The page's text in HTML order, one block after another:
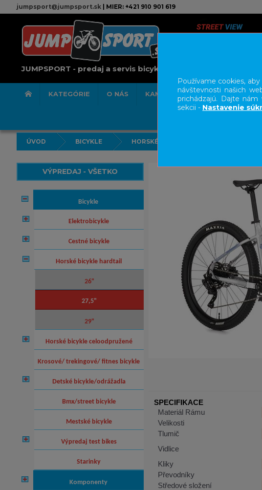
jumpsport@jumpsport.sk| MIER: +421 910 901 619
JUMPSPORT - predaj a servis bicyklov
KATEGÓRIE O NÁS KAMENNÁ PREDAJNA SERVIS
ÚVOD BICYKLE HORSKÉ BICYKLE HARDTAIL
VÝPREDAJ - VŠETKO
bicykle
elektrobicykle
cestné bicykle
horské bicykle hardtail
26"
27,5"
29"
horské bicykle celoodpružené
krosové/ trekingové/ fitnes bicykle
detské bicykle/odrážadla
bmx/street bicykle
mestské bicykle
výpredaj test bikes
starinky
komponenty
SPECIFIKACE
Materiál Rámu
Velikosti
Tlumič
Vidlice
Kliky
Převodníky
Středové složení
Používame cookies,
návštevnosti našich
prichádzajú. Dajte
sekcii - Nastavenie